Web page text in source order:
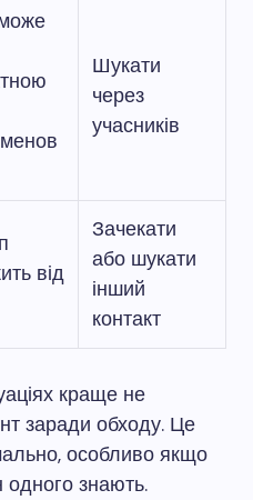
Шукати
через
учасників
від
Зачекати
або шукати
інший
контакт
краще не
заради обходу. Це
особливо якщо
знають.